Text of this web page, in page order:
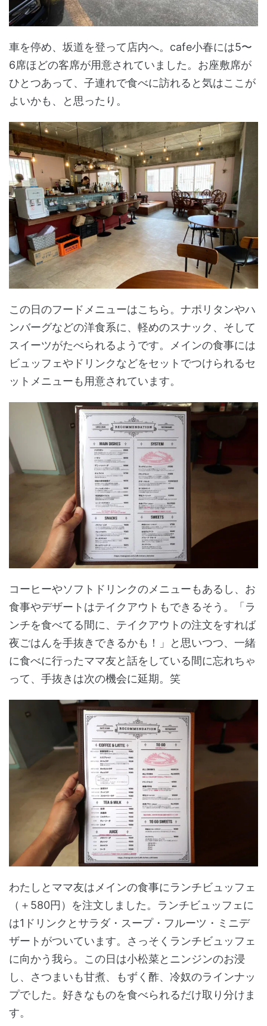
車を停め、坂道を登って店内へ。cafe小春には5〜
6席ほどの客席が用意されていました。お座敷席が
ひとつあって、子連れで食べに訪れると気はここが
よいかも、と思ったり。
この日のフードメニューはこちら。ナポリタンやハ
ンバーグなどの洋食系に、軽めのスナック、そして
スイーツがたべられるようです。メインの食事には
ビュッフェやドリンクなどをセットでつけられるセ
ットメニューも用意されています。
コーヒーやソフトドリンクのメニューもあるし、お
食事やデザートはテイクアウトもできるそう。「ラ
ンチを食べてる間に、テイクアウトの注文をすれば
夜ごはんを手抜きできるかも！」と思いつつ、一緒
に食べに行ったママ友と話をしている間に忘れちゃ
って、手抜きは次の機会に延期。笑
わたしとママ友はメインの食事にランチビュッフェ
（＋580円）を注文しました。ランチビュッフェに
は1ドリンクとサラダ・スープ・フルーツ・ミニデ
ザートがついています。さっそくランチビュッフェ
に向かう我ら。この日は小松菜とニンジンのお浸
し、さつまいも甘煮、もずく酢、冷奴のラインナッ
プでした。好きなものを食べられるだけ取り分けま
す。